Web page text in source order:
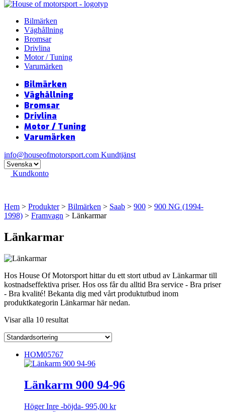
Bilmärken
Väghållning
Bromsar
Drivlina
Motor / Tuning
Varumärken
Bilmärken
Väghållning
Bromsar
Drivlina
Motor / Tuning
Varumärken
info@houseofmotorsport.com Kundtjänst
Kundkonto
Hem > Produkter> Bilmärken > Saab > 900 > 900 NG (1994-
1998) > Framvagn > Länkarmar
Länkarmar
Hos House Of Motorsport hittar du ett stort utbud av Länkarmar till
kostnadseffektiva priser. Hos oss får du alltid Bra service - Bra priser
- Bra kvalité! Bekanta dig med vårt produktutbud inom
produktkategorin Länkarmar här nedan.
Visar alla 10 resultat
HOM05767
Länkarm 900 94-96
Höger Inre -böjda- 995,00 kr